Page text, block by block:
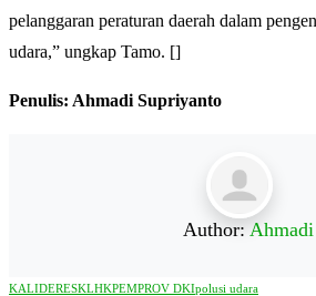
pelanggaran peraturan daerah dalam
udara,” ungkap Tamo. []
Penulis: Ahmadi Supriyanto
Author: Ahmadi
KALIDERESKLHKPEMPROV DKIpolusi udara